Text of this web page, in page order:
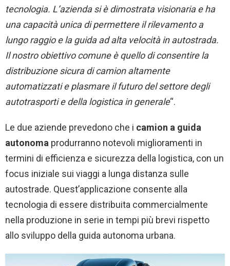
tecnologia. L’azienda si è dimostrata visionariae ha
unacapacità unica dipermettereil rilevamento a
lungo raggio e la guida ad alta velocità in autostrada.
Il nostro obiettivo comune è quello di consentire la
distribuzione sicura di camion altamente
automatizzati e plasmare il futuro del settore degli
autotrasporti e della logistica in generale“.
Le due aziende prevedono che i camion a guida
autonoma produrranno notevoli miglioramenti in
termini di efficienza e sicurezza della logistica, con un
focus iniziale sui viaggi a lunga distanza sulle
autostrade. Quest’applicazione consente alla
tecnologia di essere distribuita commercialmente
nella produzione in serie in tempi più brevi rispetto
allo sviluppo della guida autonoma urbana.